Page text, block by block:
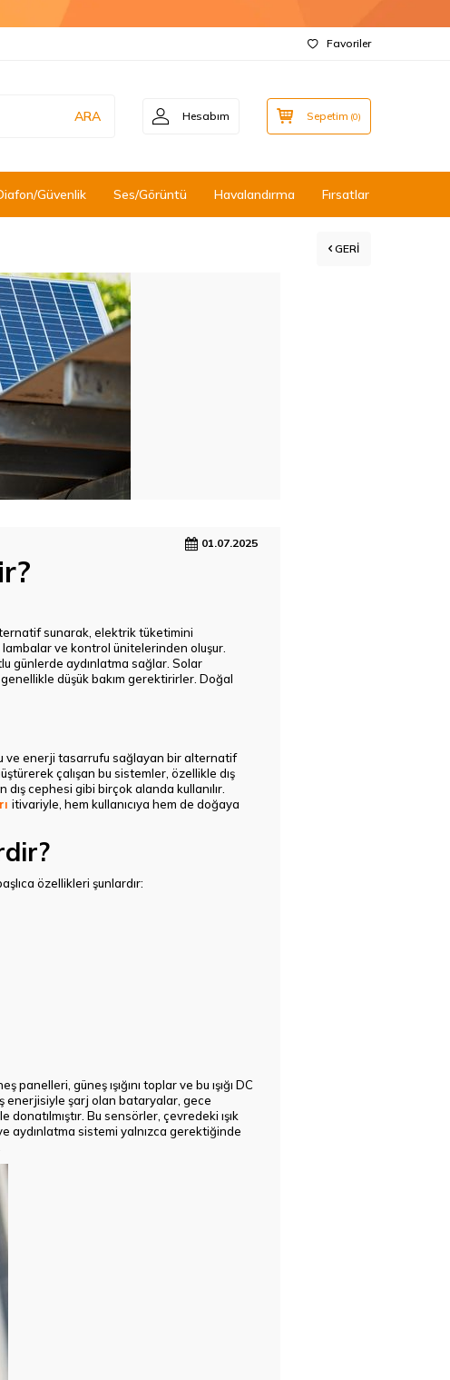
Favoriler
ARA Hesabım Sepetim (0)
Güvenlik Ses/Görüntü Havalandırma Fırsatlar
GERI
01.07.2025
sunarak, elektrik tüketimini
ve kontrol ünitelerinden oluşur.
günlerde aydınlatma sağlar. Solar
düşük bakım gerektirirler. Doğal
ve enerji tasarrufu sağlayan bir alternatif
çalışan bu sistemler, özellikle dış
cephesi gibi birçok alanda kullanılır.
itivariyle, hem kullanıcıya hem de doğaya
özellikleri şunlardır:
güneş ışığını toplar ve bu ışığı DC
enerjisiyle şarj olan bataryalar, gece
donatılmıştır. Bu sensörler, çevredeki ışık
aydınlatma sistemi yalnızca gerektiğinde